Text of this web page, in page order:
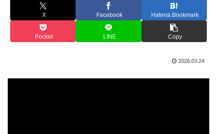
X Facebook Hatena Bookmark
Pocket LINE Copy
2026.03.24